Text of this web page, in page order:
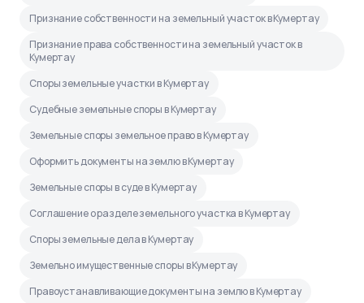
Признание собственности на земельный участок в Кумертау
Признание права собственности на земельный участок в
Кумертау
Споры земельные участки в Кумертау
Судебные земельные споры в Кумертау
Земельные споры земельное право в Кумертау
Оформить документы на землю в Кумертау
Земельные споры в суде в Кумертау
Соглашение о разделе земельного участка в Кумертау
Споры земельные дела в Кумертау
Земельно имущественные споры в Кумертау
Правоустанавливающие документы на землю в Кумертау